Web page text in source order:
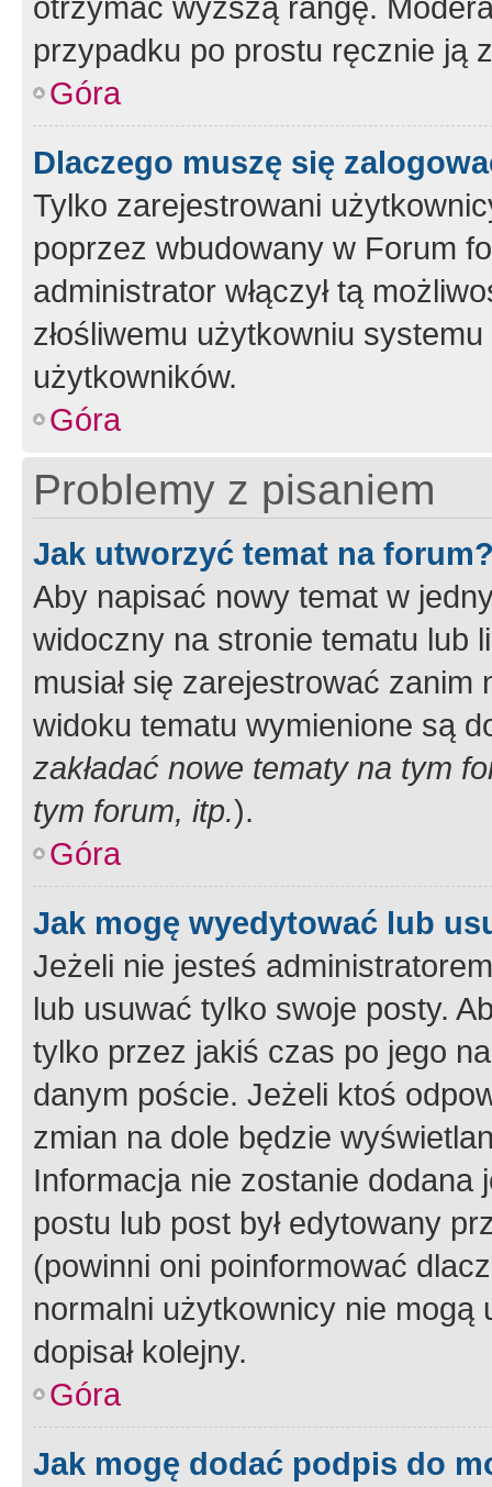
przypadku po prostu ręcznie ją
Góra
Dlaczego muszę się
Tylko zarejestrowani
poprzez wbudowany w Forum
administrator włączył tą
złośliwemu użytkowniu
użytkowników.
Góra
Problemy z pisaniem
Jak utworzyć temat na
Aby napisać nowy temat w
widoczny na stronie tematu lub
musiał się zarejestrować
widoku tematu wymienione są
zakładać nowe tematy na tym
tym forum, itp.).
Góra
Jak mogę wyedytować lub
Jeżeli nie jesteś
lub usuwać tylko swoje posty.
tylko przez jakiś czas po jego
danym poście. Jeżeli ktoś
zmian na dole będzie
Informacja nie zostanie dodana
postu lub post był edytowany
(powinni oni poinformować
normalni użytkownicy nie
dopisał kolejny.
Góra
Jak mogę dodać podpis do